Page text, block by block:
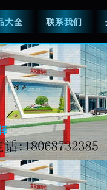
大全 联系我们